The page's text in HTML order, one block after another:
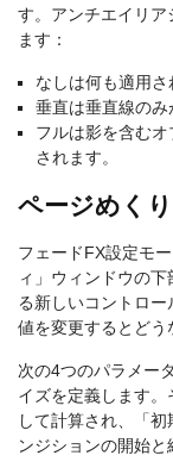
す。アンチエイリア
ます：
なしは何も適用さ
垂直は垂直線のみ
フルは影を含む
されます。
ページめく
フェードFX設定モ
ィ」ウィンドウの
る新しいコントロー
値を変更するとどう
次の4つのパラメー
イズを定義します
して計算され、「
ンジションの開始と